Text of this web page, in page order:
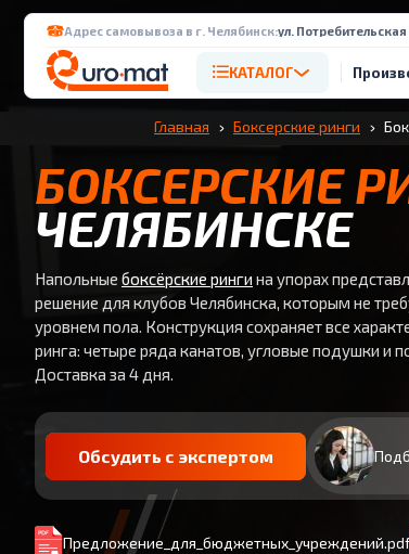
Адрес самовывоза в г. Челябинск:ул. Потребительская
КАТАЛОГ
Главная Боксерские ринги
БОКСЕРСКИЕ
ЧЕЛЯБИНСКЕ
Напольные боксёрские ринги на упорах
решение для клубов Челябинска, которым не
уровнем пола. Конструкция сохраняет все
ринга: четыре ряда канатов, угловые подушки и
Доставка за 4 дня.
Обсудить с экспертом